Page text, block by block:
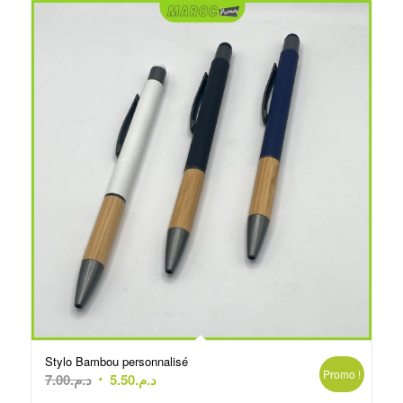
Stylo Bambou personnalisé
د.م.7.00
Le
د.م.5.50
Le
Promo !